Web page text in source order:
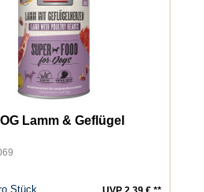
Lamm & Geflügel
Stück